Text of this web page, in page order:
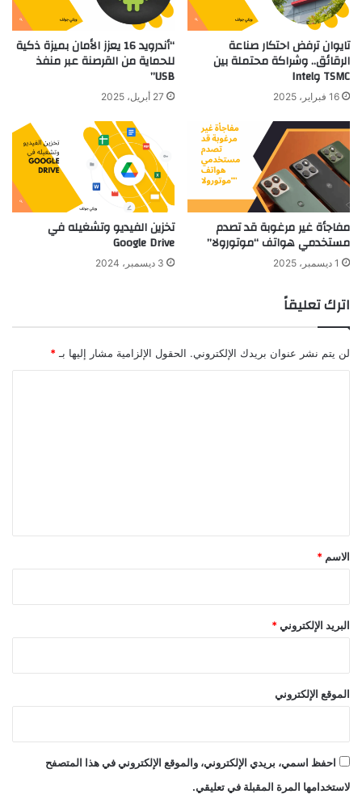
تايوان ترفض احتكار صناعة
الرقائق.. وشراكة محتملة بين
TSMC وIntel
16 فبراير، 2025
“أندرويد 16 يعزز الأمان بميزة ذكية
للحماية من القرصنة عبر منفذ
USB”
27 أبريل، 2025
مفاجأة غير مرغوبة قد تصدم
مستخدمي هواتف “موتورولا”
1 ديسمبر، 2025
تخزين الفيديو وتشغيله في
Google Drive
3 ديسمبر، 2024
اترك تعليقاً
لن يتم نشر عنوان بريدك الإلكتروني. الحقول الإلزامية مشار إليها بـ *
*
الاسم *
البريد الإلكتروني *
الموقع الإلكتروني
احفظ اسمي، بريدي الإلكتروني، والموقع الإلكتروني في هذا المتصفح
لاستخدامها المرة المقبلة في تعليقي.